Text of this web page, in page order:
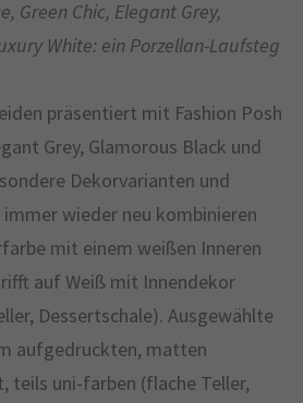
Green Chic, Elegant Grey,
White: ein Porzellan-Laufsteg
präsentiert mit Fashion Posh
Grey, Glamorous Black und
Dekorvarianten und
wieder neu kombinieren
mit einem weißen Inneren
auf Weiß mit Innendekor
Dessertschale). Ausgewählte
aufgedruckten, matten
teils uni-farben (flache Teller,